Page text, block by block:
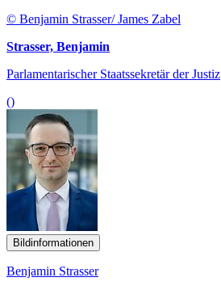
© Benjamin Strasser/ James Zabel
Strasser, Benjamin
Parlamentarischer Staatssekretär der Justiz
()
Bildinformationen
Benjamin Strasser